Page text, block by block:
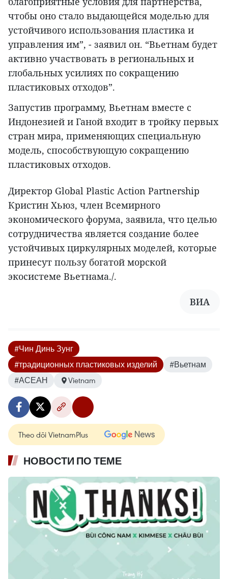
чтобы оно стало выдающейся моделью для
устойчивого использования пластика и
управления им”, - заявил он. “Вьетнам будет
активно участвовать в региональных и
глобальных усилиях по сокращению
пластиковых отходов”.
Запустив программу, Вьетнам вместе с
Индонезией и Ганой входит в тройку первых
стран мира, применяющих специальную
модель, способствующую сокращению
пластиковых отходов.
Директор Global Plastic Action Partnership
Кристин Хьюз, член Всемирного
экономического форума, заявила, что целью
сотрудничества является создание более
устойчивых циркулярных моделей, которые
принесут пользу богатой морской
экосистеме Вьетнама./.
ВИА
#Чин Динь Зунг
#традиционных пластиковых изделий
#Вьетнам
#АСЕАН
Vietnam
Theo dõi VietnamPlus
НОВОСТИ ПО ТЕМЕ